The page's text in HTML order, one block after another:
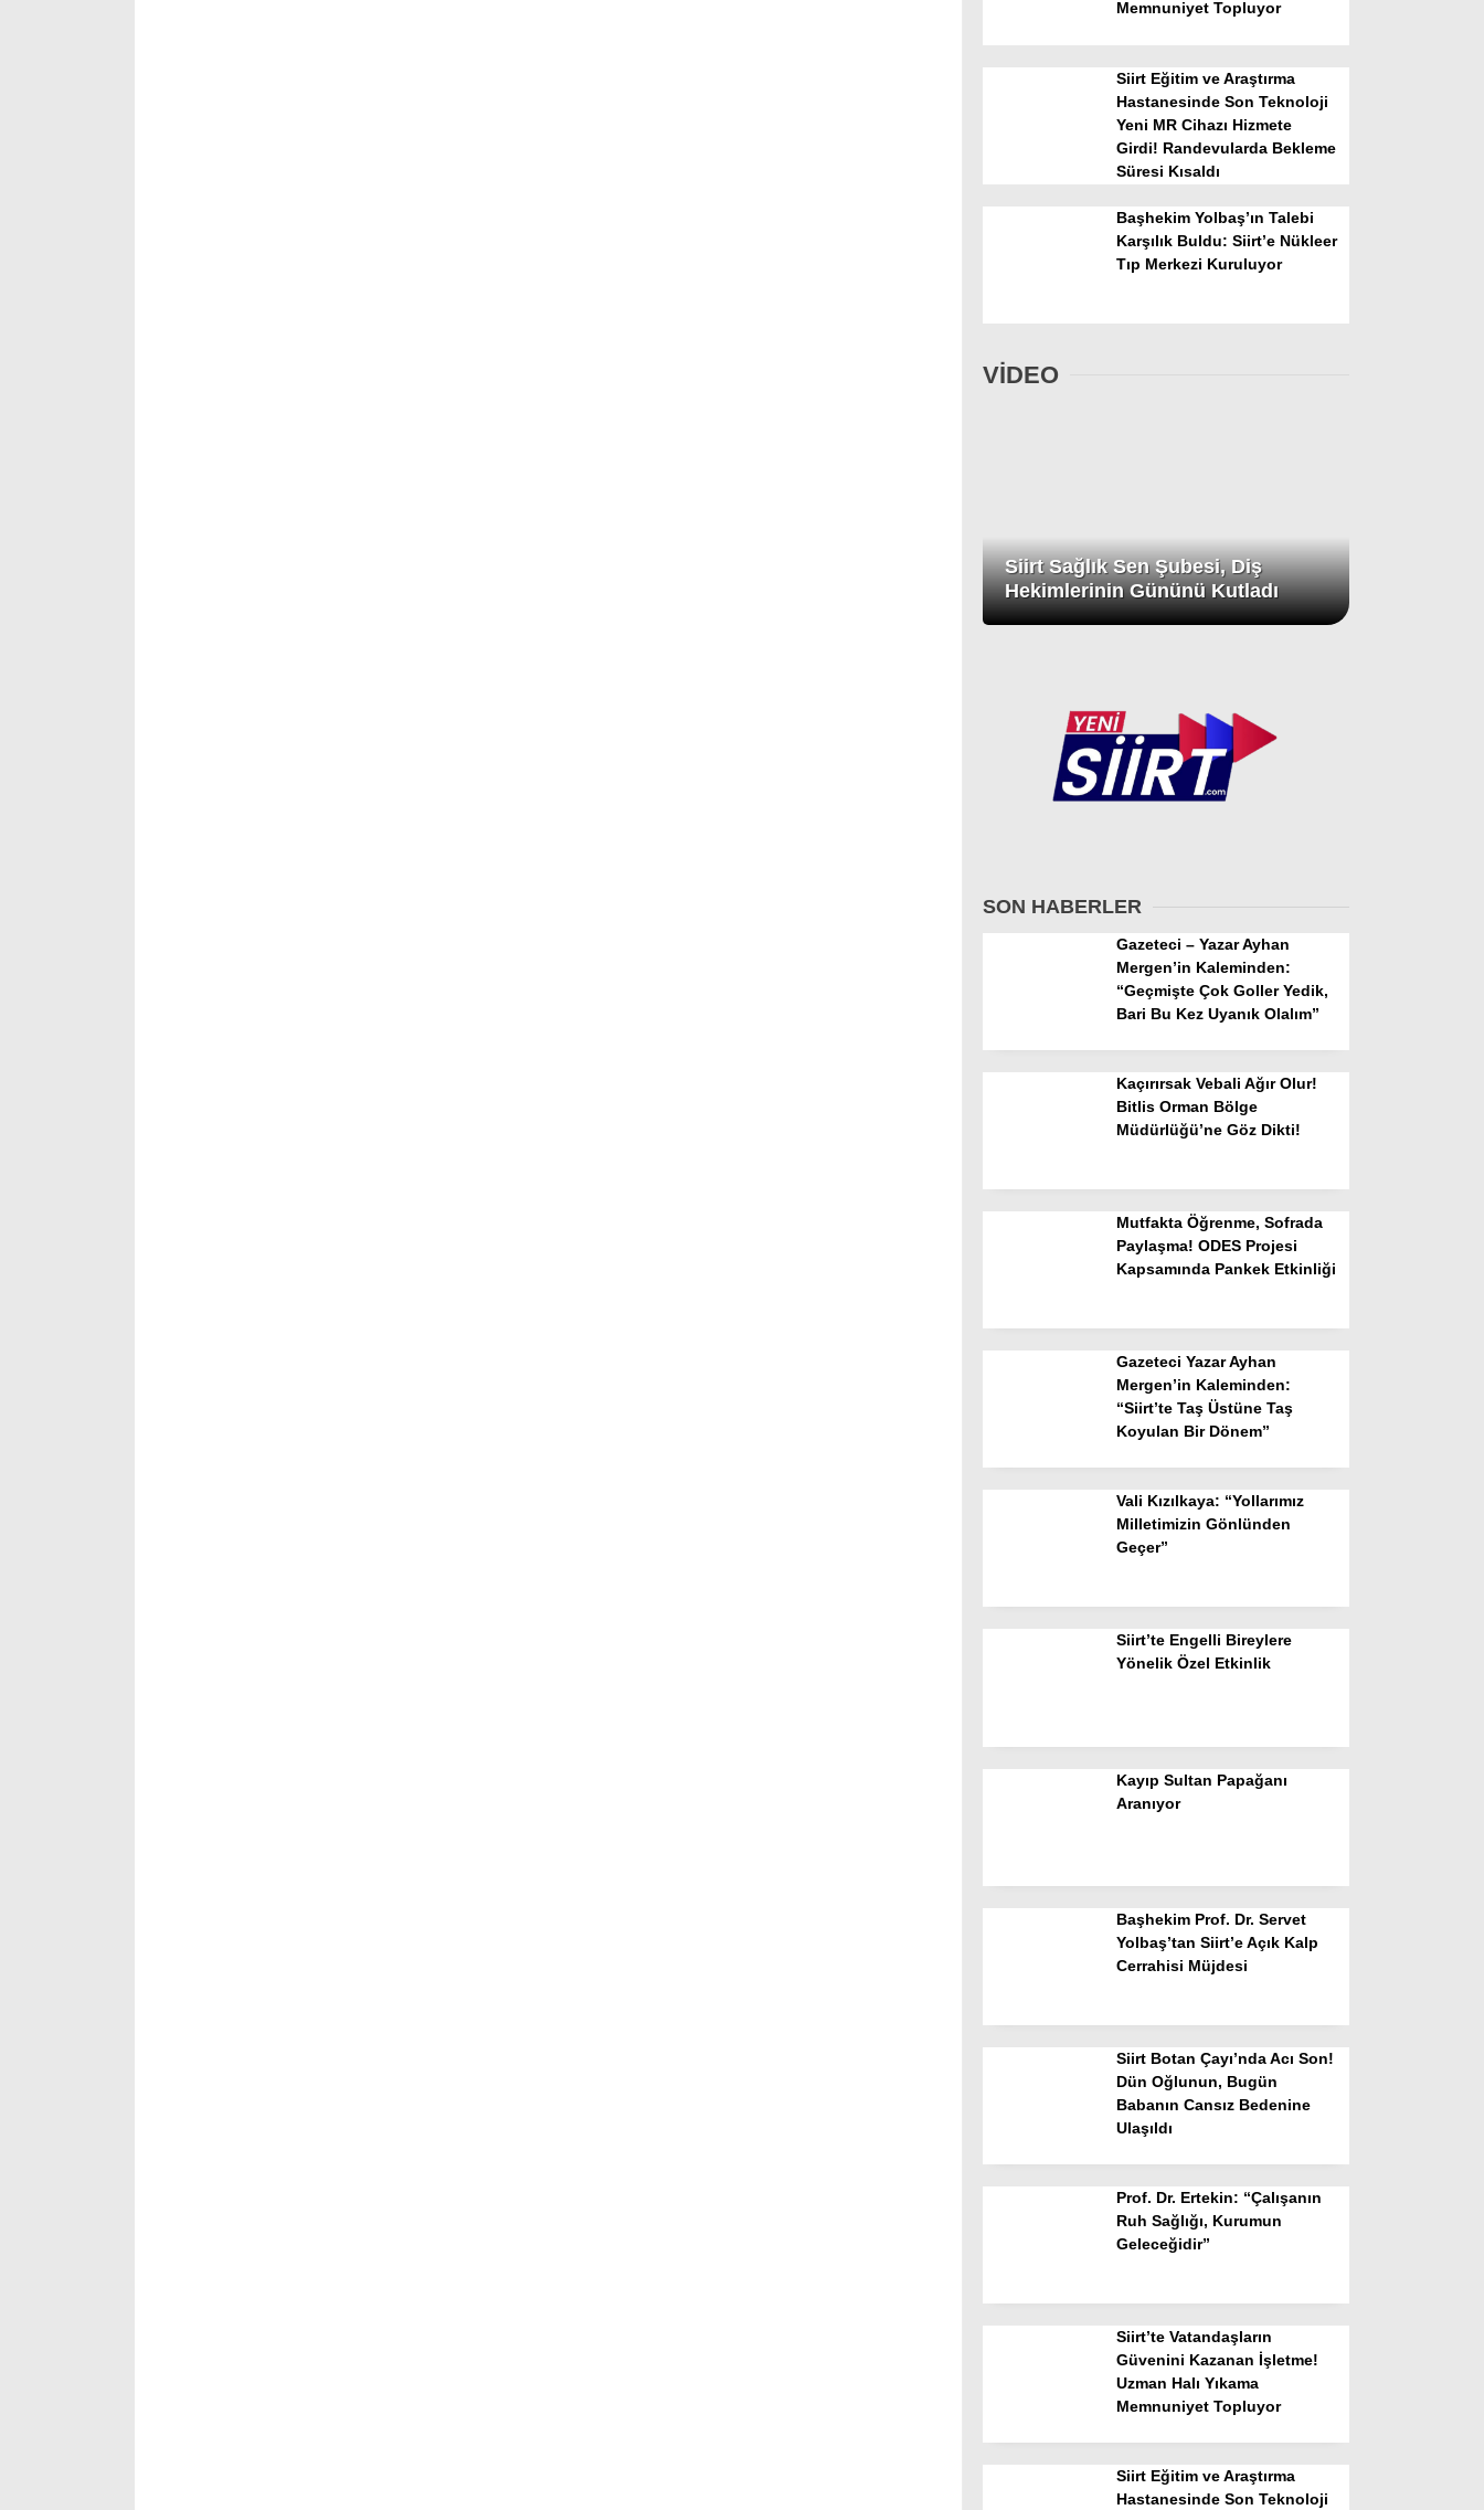
Memnuniyet Topluyor
Siirt Eğitim ve Araştırma
Hastanesinde Son Teknoloji
Yeni MR Cihazı Hizmete
Girdi! Randevularda Bekleme
Süresi Kısaldı
Başhekim Yolbaş’ın Talebi
Karşılık Buldu: Siirt’e Nükleer
Tıp Merkezi Kuruluyor
VİDEO
Siirt Sağlık Sen Şubesi, Diş
Hekimlerinin Gününü Kutladı
SON HABERLER
Gazeteci – Yazar Ayhan
Mergen’in Kaleminden:
“Geçmişte Çok Goller Yedik,
Bari Bu Kez Uyanık Olalım”
Kaçırırsak Vebali Ağır Olur!
Bitlis Orman Bölge
Müdürlüğü’ne Göz Dikti!
Mutfakta Öğrenme, Sofrada
Paylaşma! ODES Projesi
Kapsamında Pankek Etkinliği
Gazeteci Yazar Ayhan
Mergen’in Kaleminden:
“Siirt’te Taş Üstüne Taş
Koyulan Bir Dönem”
Vali Kızılkaya: “Yollarımız
Milletimizin Gönlünden
Geçer”
Siirt’te Engelli Bireylere
Yönelik Özel Etkinlik
Kayıp Sultan Papağanı
Aranıyor
Başhekim Prof. Dr. Servet
Yolbaş’tan Siirt’e Açık Kalp
Cerrahisi Müjdesi
Siirt Botan Çayı’nda Acı Son!
Dün Oğlunun, Bugün
Babanın Cansız Bedenine
Ulaşıldı
Prof. Dr. Ertekin: “Çalışanın
Ruh Sağlığı, Kurumun
Geleceğidir”
Siirt’te Vatandaşların
Güvenini Kazanan İşletme!
Uzman Halı Yıkama
Memnuniyet Topluyor
Siirt Eğitim ve Araştırma
Hastanesinde Son Teknoloji